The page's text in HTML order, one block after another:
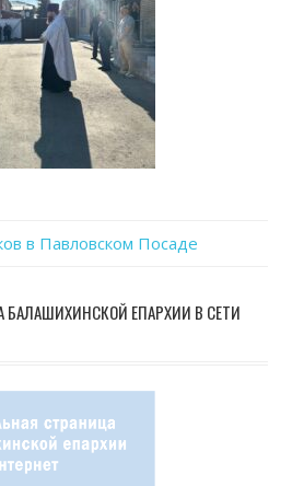
в Павловском Посаде
ЕПАРХИИ В СЕТИ